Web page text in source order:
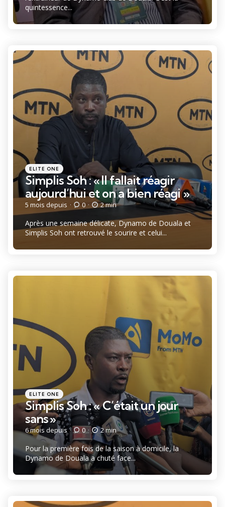
quintessence...
Catégories
Posté
dans
ELITE ONE
Simplis Soh : « Il fallait réagir
aujourd’hui et on a bien réagi »
5 mois depuis 0 2 min
Après une semaine délicate, Dynamo de Douala et
Simplis Soh ont retrouvé le sourire et celui...
Catégories
Posté
dans
ELITE ONE
Simplis Soh : « C’était un jour
sans »
6 mois depuis 0 2 min
Pour la première fois de la saison à domicile, la
Dynamo de Douala a chuté face...